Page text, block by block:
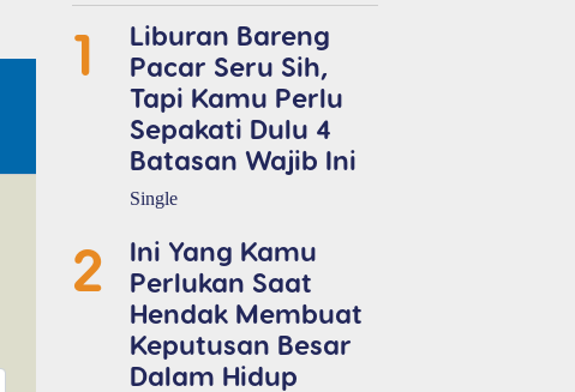
1
Liburan Bareng
Pacar Seru Sih,
Tapi Kamu Perlu
Sepakati Dulu 4
Batasan Wajib Ini
Single
2
Ini Yang Kamu
Perlukan Saat
Hendak Membuat
Keputusan Besar
Dalam Hidup